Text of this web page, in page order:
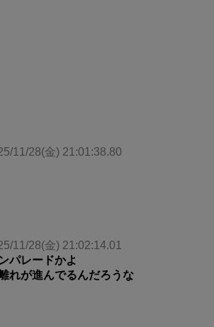
11/28(金) 21:01:38.80
11/28(金) 21:02:14.01
パレードかよ
れが進んでるんだろうな